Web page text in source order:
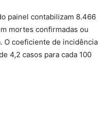
painel contabilizam 8.466
mortes confirmadas ou
O coeficiente de incidência
4,2 casos para cada 100